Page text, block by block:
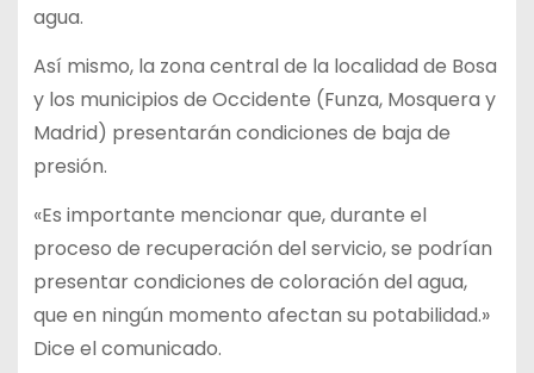
agua.
Así mismo, la zona central de la localidad de Bosa
y los municipios de Occidente (Funza, Mosquera y
Madrid) presentarán condiciones de baja de
presión.
«Es importante mencionar que, durante el
proceso de recuperación del servicio, se podrían
presentar condiciones de coloración del agua,
que en ningún momento afectan su potabilidad.»
Dice el comunicado.